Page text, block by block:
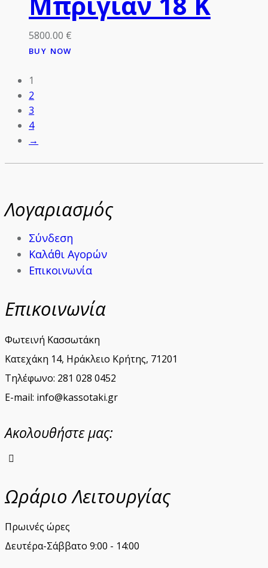
5800.00 €
BUY NOW
1
2
3
4
→
Λογαριασμός
Σύνδεση
Καλάθι Αγορών
Επικοινωνία
Επικοινωνία
Φωτεινή Κασσωτάκη
Κατεχάκη 14, Ηράκλειο Κρήτης, 71201
Τηλέφωνο: 281 028 0452
E-mail: info@kassotaki.gr
Ακολουθήστε μας:
instagram
Ωράριο Λειτουργίας
Πρωινές ώρες
Δευτέρα-Σάββατο 9:00 - 14:00